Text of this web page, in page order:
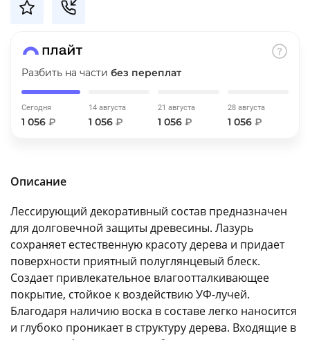
Разбить на части без переплат
Сегодня
1 056 ₽
14 августа
1 056 ₽
21 августа
1 056 ₽
28 августа
1 056 ₽
Описание
Лессирующий декоративный состав предназначен
для долговечной защиты древесины. Лазурь
сохраняет естественную красоту дерева и придает
поверхности приятный полуглянцевый блеск.
Создает привлекательное влагоотталкивающее
покрытие, стойкое к воздействию УФ-лучей.
Благодаря наличию воска в составе легко наносится
и глубоко проникает в структуру дерева. Входящие в
Подробнее
8 800 302-02-51